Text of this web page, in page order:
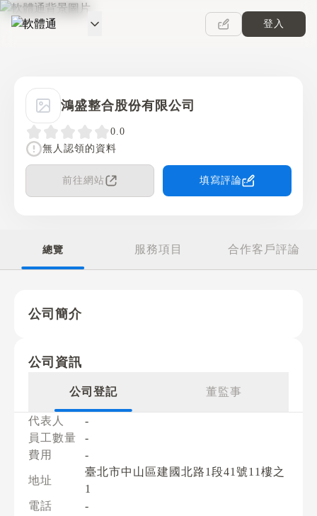
軟體通
登入
鴻盛整合股份有限公司
0.0
無人認領的資料
前往網站 填寫評論
總覽 服務項目 合作客戶評論
公司簡介
公司資訊
公司登記 董監事
代表人
-
員工數量
-
費用
-
地址
臺北市中山區建國北路1段41號11樓之
1
電話
-